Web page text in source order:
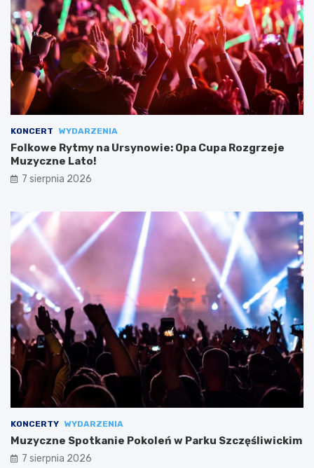
KONCERT WYDARZENIA
Folkowe Rytmy na Ursynowie: Opa Cupa Rozgrzeje
Muzyczne Lato!
7 sierpnia 2026
KONCERTY WYDARZENIA
Muzyczne Spotkanie Pokoleń w Parku Szczęśliwickim
7 sierpnia 2026